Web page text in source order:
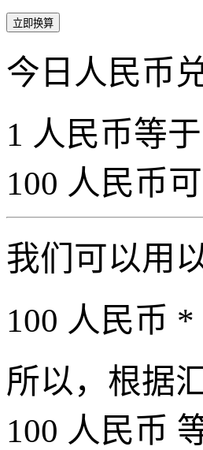
立即换算
今日人民币
1 人民币等
100 人民币
我们可以用
100 人民币 *
所以，根据
100 人民币